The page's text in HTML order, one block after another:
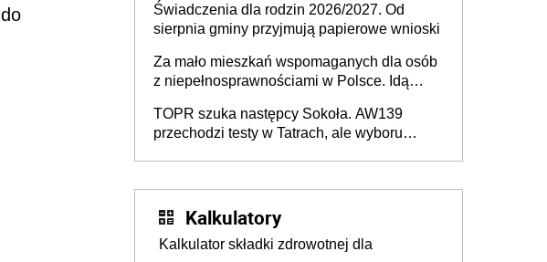
Świadczenia dla rodzin 2026/2027. Od
sierpnia gminy przyjmują papierowe wnioski
Za mało mieszkań wspomaganych dla osób
z niepełnosprawnościami w Polsce. Idą
TOPR szuka następcy Sokoła. AW139
przechodzi testy w Tatrach, ale wyboru
Kalkulatory
Kalkulator składki zdrowotnej dla